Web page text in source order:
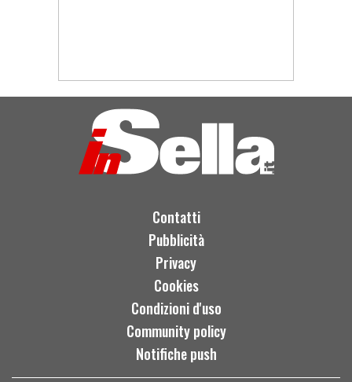
Contatti
Pubblicità
Privacy
Cookies
Condizioni d'uso
Community policy
Notifiche push